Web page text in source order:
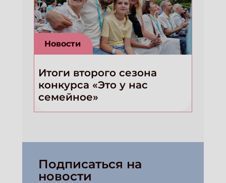
Новости
Итоги второго сезона
конкурса «Это у нас
семейное»
Подписаться на
новости